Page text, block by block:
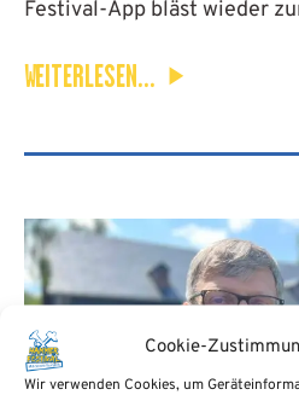
Cookie-
Wir verwenden Cookies, um
Festival-App bläst wieder
WEITERLESEN...